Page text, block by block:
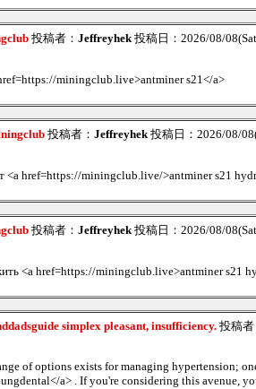
投稿者： Jeffreyhek投稿日：2026/08/
miningclub.live>antminer s21</a>
投稿者： Jeffreyhek投稿日：2026/08/
<a href=https://miningclub.live/>antminer s21
投稿者： Jeffreyhek投稿日：2026/08/
<a href=https://miningclub.live>antminer s21
simplex pleasant, insufficiency. 投稿
of options exists for managing hypertension;
a> . If you're considering this avenue,